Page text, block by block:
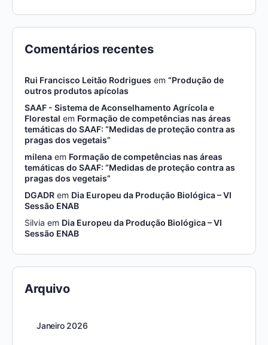
Comentários recentes
Rui Francisco Leitão Rodrigues em “Produção de
outros produtos apícolas
SAAF - Sistema de Aconselhamento Agrícola e
Florestal em Formação de competências nas áreas
temáticas do SAAF: “Medidas de proteção contra as
pragas dos vegetais”
milena em Formação de competências nas áreas
temáticas do SAAF: “Medidas de proteção contra as
pragas dos vegetais”
DGADR em Dia Europeu da Produção Biológica – VI
Sessão ENAB
Silvia em Dia Europeu da Produção Biológica – VI
Sessão ENAB
Arquivo
Janeiro 2026